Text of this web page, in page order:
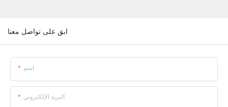
ابق على تواصل معنا
اسم
البريد الإلكتروني